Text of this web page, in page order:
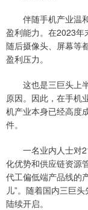
伴随手机产业温和
盈利能力。在2023年
随后摄像头、屏幕等
盈利压力。
这也是三巨头上半
原因。因此，在手机
机产业本身已经高度
件。
一名业内人士对21
化优势和供应链资源
代工偏低端产品线的
儿”。随着国内三巨
陆续开启。